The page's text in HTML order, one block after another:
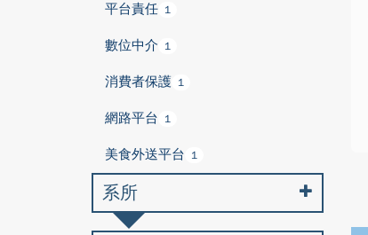
平台責任 1
數位中介 1
消費者保護 1
網路平台 1
美食外送平台 1
系所